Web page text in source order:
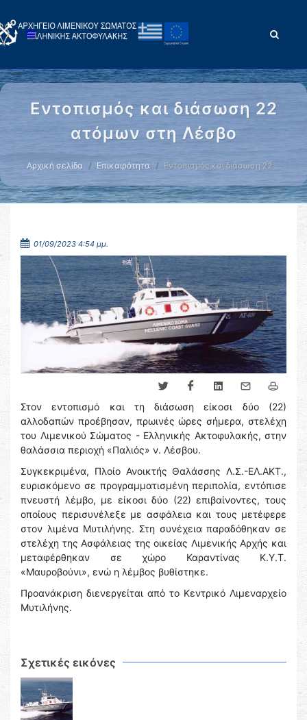
Εντοπισμός και διάσωση 22
ατόμων στη Λέσβο
Αρχική σελίδα Επικαιρότητα Εντοπισμός και διάσωση 22 …
01/09/2023 4:54 μμ.
Στον εντοπισμό και τη διάσωση είκοσι δύο (22)
αλλοδαπών προέβησαν, πρωινές ώρες σήμερα, στελέχη
του Λιμενικού Σώματος - Ελληνικής Ακτοφυλακής, στην
θαλάσσια περιοχή «Παλιός» ν. Λέσβου.
Συγκεκριμένα, Πλοίο Ανοικτής Θαλάσσης Λ.Σ.-ΕΛ.ΑΚΤ.,
ευρισκόμενο σε προγραμματισμένη περιπολία, εντόπισε
πνευστή λέμβο, με είκοσι δύο (22) επιβαίνοντες, τους
οποίους περισυνέλεξε με ασφάλεια και τους μετέφερε
στον λιμένα Μυτιλήνης. Στη συνέχεια παραδόθηκαν σε
στελέχη της Ασφάλειας της οικείας Λιμενικής Αρχής και
μεταφέρθηκαν σε χώρο Καραντίνας Κ.Υ.Τ.
«Μαυροβούνι», ενώ η λέμβος βυθίστηκε.
Προανάκριση διενεργείται από το Κεντρικό Λιμεναρχείο
Μυτιλήνης.
Σχετικές εικόνες